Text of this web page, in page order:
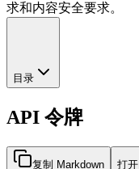
求和内容安全要求。
目录
API 令牌
复制 Markdown 打开